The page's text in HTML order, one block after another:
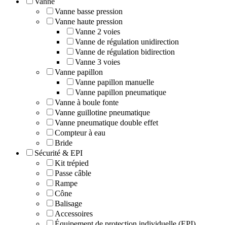
Vanne basse pression
Vanne haute pression
Vanne 2 voies
Vanne de régulation unidirection
Vanne de régulation bidirection
Vanne 3 voies
Vanne papillon
Vanne papillon manuelle
Vanne papillon pneumatique
Vanne à boule fonte
Vanne guillotine pneumatique
Vanne pneumatique double effet
Compteur à eau
Bride
Sécurité & EPI
Kit trépied
Passe câble
Rampe
Cône
Balisage
Accessoires